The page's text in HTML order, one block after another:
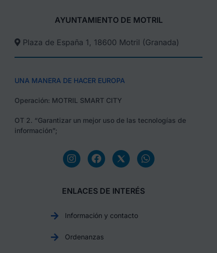
AYUNTAMIENTO DE MOTRIL
Plaza de España 1, 18600 Motril (Granada)​
UNA MANERA DE HACER EUROPA
Operación: MOTRIL SMART CITY
OT 2. “Garantizar un mejor uso de las tecnologías de
información”;
ENLACES DE INTERÉS
Información y contacto
Ordenanzas